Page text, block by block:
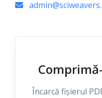
Încarcă fișierul